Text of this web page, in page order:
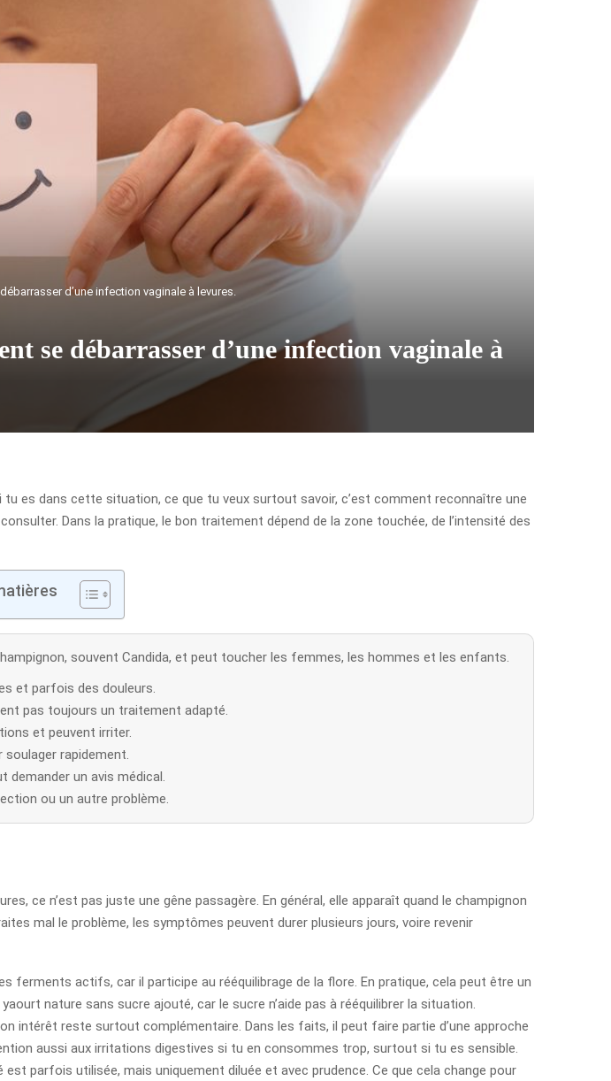
d’une infection vaginale à levures.
se débarrasser d’une infection vaginale à
es dans cette situation, ce que tu veux surtout savoir, c’est comment reconnaître une
Dans la pratique, le bon traitement dépend de la zone touchée, de l’intensité des
souvent Candida, et peut toucher les femmes, les hommes et les enfants.
et parfois des douleurs.
pas toujours un traitement adapté.
et peuvent irriter.
rapidement.
un avis médical.
ou un autre problème.
ce n’est pas juste une gêne passagère. En général, elle apparaît quand le champignon
mal le problème, les symptômes peuvent durer plusieurs jours, voire revenir
ferments actifs, car il participe au rééquilibrage de la flore. En pratique, cela peut être un
nature sans sucre ajouté, car le sucre n’aide pas à rééquilibrer la situation.
intérêt reste surtout complémentaire. Dans les faits, il peut faire partie d’une approche
aussi aux irritations digestives si tu en consommes trop, surtout si tu es sensible.
est parfois utilisée, mais uniquement diluée et avec prudence. Ce que cela change pour